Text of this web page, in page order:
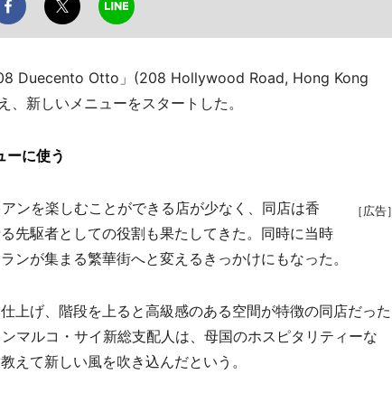
Duecento Otto」(208 Hollywood Road, Hong Kong
新しいメニューをスタートした。
ーに使う
［広告］
ンを楽しむことができる店が少なく、同店は香
先駆者としての役割も果たしてきた。同時に当時
ンが集まる繁華街へと変えるきっかけにもなった。
上げ、階段を上ると高級感のある空間が特徴の同店だった
マルコ・サイ新総支配人は、母国のホスピタリティーな
えて新しい風を吹き込んだという。